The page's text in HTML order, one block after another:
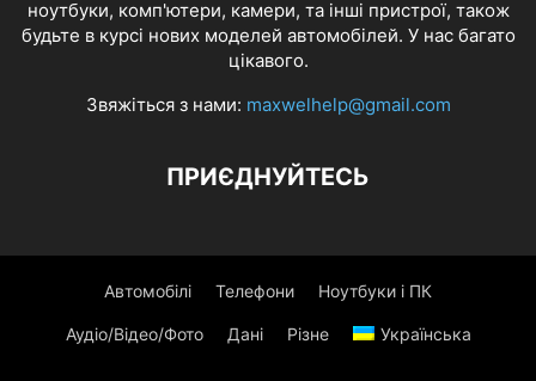
ноутбуки, комп'ютери, камери, та інші пристрої, також
будьте в курсі нових моделей автомобілей. У нас багато
цікавого.
Звяжіться з нами: maxwelhelp@gmail.com
ПРИЄДНУЙТЕСЬ
Автомобілі Телефони Ноутбуки і ПК
Аудіо/Відео/Фото Дані Різне Українська